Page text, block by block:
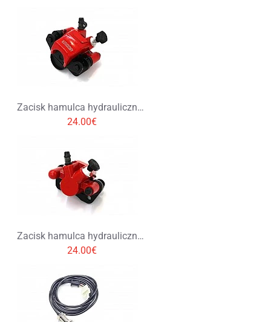
Zacisk hamulca hydraulicznego – przedni lewy
24.00€
Zacisk hamulca hydraulicznego – przedni prawy
24.00€